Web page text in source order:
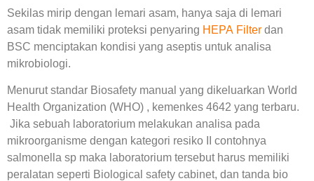
Sekilas mirip dengan lemari asam, hanya saja di lemari
asam tidak memiliki proteksi penyaring HEPA Filter dan
BSC menciptakan kondisi yang aseptis untuk analisa
mikrobiologi.
Menurut standar Biosafety manual yang dikeluarkan World
Health Organization (WHO) , kemenkes 4642 yang terbaru.
Jika sebuah laboratorium melakukan analisa pada
mikroorganisme dengan kategori resiko II contohnya
salmonella sp maka laboratorium tersebut harus memiliki
peralatan seperti Biological safety cabinet, dan tanda bio